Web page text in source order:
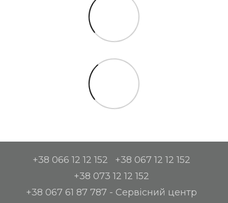
+38 066 12 12 152
+38 067 12 12 152
+38 073 12 12 152
+38 067 61 87 787 - Сервісний центр